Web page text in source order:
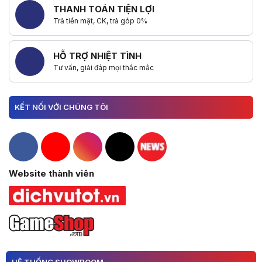
THANH TOÁN TIỆN LỢI
Trả tiền mặt, CK, trả góp 0%
HỖ TRỢ NHIỆT TÌNH
Tư vấn, giải đáp mọi thắc mắc
KẾT NỐI VỚI CHÚNG TÔI
Hacom Facebook
Hacom YouTube
Hacom Instagram
Hacom TikTok
Website thành viên